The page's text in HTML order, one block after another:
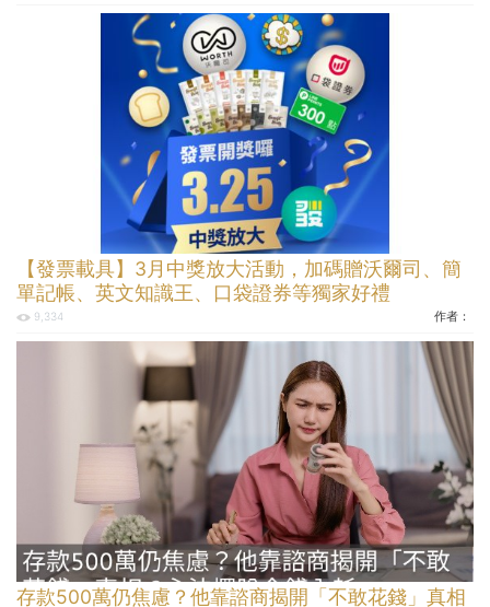
【發票載具】3月中獎放大活動，加碼贈沃爾司、簡
單記帳、英文知識王、口袋證券等獨家好禮
9,334 作者：
存款500萬仍焦慮？他靠諮商揭開「不敢花錢」真相